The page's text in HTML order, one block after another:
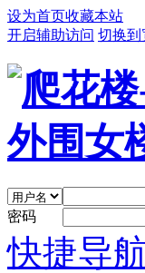
设为首页收藏本站
开启辅助访问 切换到
密码
快捷导